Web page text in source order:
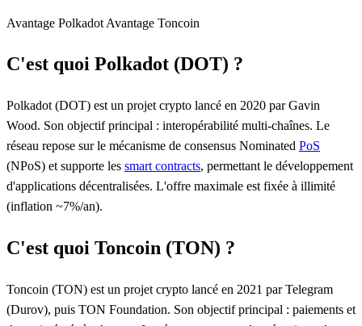
Avantage Polkadot Avantage Toncoin
C'est quoi Polkadot (DOT) ?
Polkadot (DOT) est un projet crypto lancé en 2020 par Gavin
Wood. Son objectif principal : interopérabilité multi-chaînes. Le
réseau repose sur le mécanisme de consensus Nominated PoS
(NPoS) et supporte les smart contracts, permettant le développement
d'applications décentralisées. L'offre maximale est fixée à illimité
(inflation ~7%/an).
C'est quoi Toncoin (TON) ?
Toncoin (TON) est un projet crypto lancé en 2021 par Telegram
(Durov), puis TON Foundation. Son objectif principal : paiements et